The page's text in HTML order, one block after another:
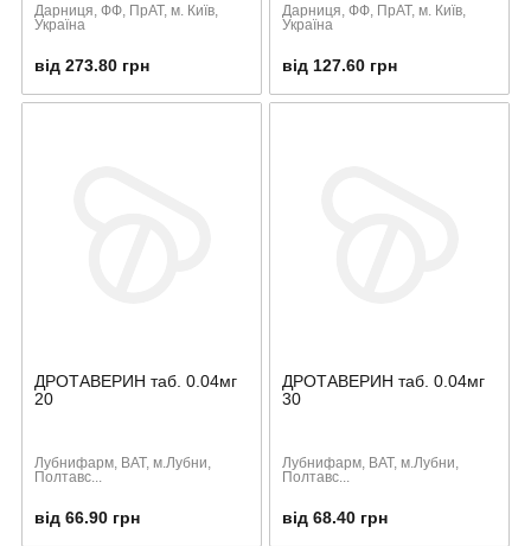
Дарниця, ФФ, ПрАТ, м. Київ,
Україна
від 273.80 грн
Дарниця, ФФ, ПрАТ, м. Київ,
Україна
від 127.60 грн
ДРОТАВЕРИН таб. 0.04мг
20
Лубнифарм, ВАТ, м.Лубни,
Полтавс...
від 66.90 грн
ДРОТАВЕРИН таб. 0.04мг
30
Лубнифарм, ВАТ, м.Лубни,
Полтавс...
від 68.40 грн